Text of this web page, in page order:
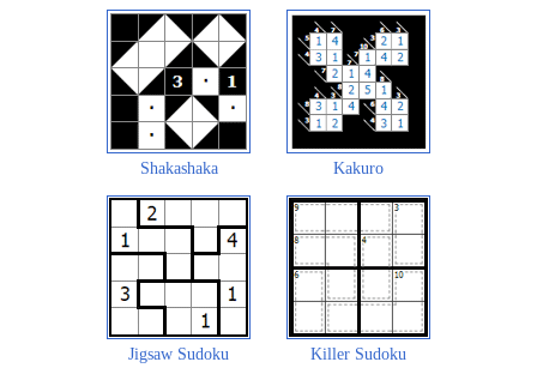
Shakashaka Kakuro
Jigsaw Sudoku Killer Sudoku